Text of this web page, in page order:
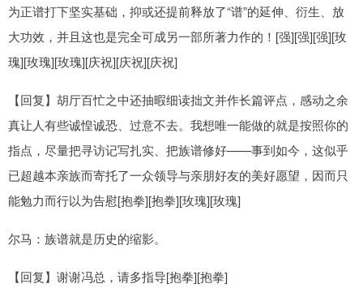
为正谱打下坚实基础，抑或还提前释放了“谱”的延伸、衍生、放
大功效，并且这也是完全可成另一部所著力作的！[强][强][强][玫
瑰][玫瑰][玫瑰][庆祝][庆祝][庆祝]
【回复】胡厅百忙之中还抽暇细读拙文并作长篇评点，感动之余
真让人有些诚惶诚恐、过意不去。我想唯一能做的就是按照你的
指点，尽量把寻访记写扎实、把族谱修好——事到如今，这似乎
已超越本亲族而寄托了一众领导与亲朋好友的美好愿望，因而只
能勉力而行以为告慰[抱拳][抱拳][玫瑰][玫瑰]
尔马：族谱就是历史的缩影。
【回复】谢谢冯总，请多指导[抱拳][抱拳]